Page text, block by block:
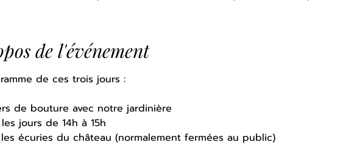
de l'événement
de ces trois jours :
de bouture avec notre jardinière
jours de 14h à 15h
les écuries du château (normalement fermées au public)